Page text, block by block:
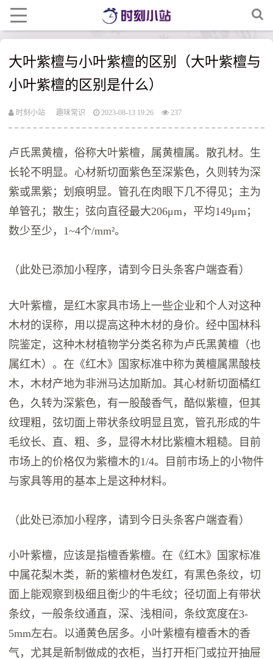
大叶紫檀与小叶紫檀的区别（大叶紫檀与
小叶紫檀的区别是什么）
时刻小站 趣味常识 2023-08-13 19:26 237
卢氏黑黄檀，俗称大叶紫檀，属黄檀属。散孔材。生
长轮不明显。心材新切面紫色至深紫色，久则转为深
紫或黑紫；划痕明显。管孔在肉眼下几不得见；主为
单管孔；散生；弦向直径最大206μm，平均149μm；
数少至少，1~4个/mm²。
（此处已添加小程序，请到今日头条客户端查看）
大叶紫檀，是红木家具市场上一些企业和个人对这种
木材的误称，用以提高这种木材的身价。经中国林科
院鉴定，这种木材植物学分类名称为卢氏黑黄檀（也
属红木）。在《红木》国家标准中称为黄檀属黑酸枝
木，木材产地为非洲马达加斯加。其心材新切面橘红
色，久转为深紫色，有一股酸香气，酷似紫檀，但其
纹理粗，弦切面上带状条纹明显且宽，管孔形成的牛
毛纹长、直、粗、多，显得木材比紫檀木粗糙。目前
市场上的价格仅为紫檀木的1/4。目前市场上的小物件
与家具等用的基本上是这种材料。
（此处已添加小程序，请到今日头条客户端查看）
小叶紫檀，应该是指檀香紫檀。在《红木》国家标准
中属花梨木类，新的紫檀材色发红，有黑色条纹，切
面上能观察到极细且衡少的牛毛纹；径切面上有带状
条纹，一般条纹通直，深、浅相间，条纹宽度在3-
5mm左右。以通黄色居多。小叶紫檀有檀香木的香
气，尤其是新制做成的衣柜，当打开柜门或拉开抽屉